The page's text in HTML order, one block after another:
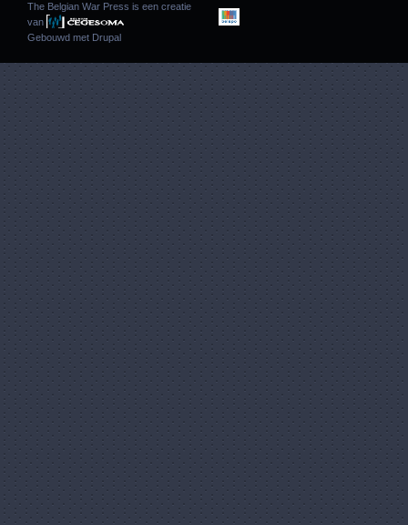
The Belgian War Press is een creatie
van
Gebouwd met Drupal